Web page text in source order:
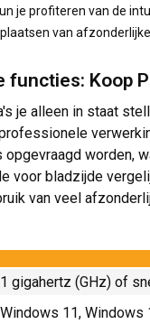
je profiteren van de
van afzonderlijke
Koop
je alleen in staat
worden,
voor bladzijde
van veel
1 gigahertz (GHz) of
Windows 11, Windows